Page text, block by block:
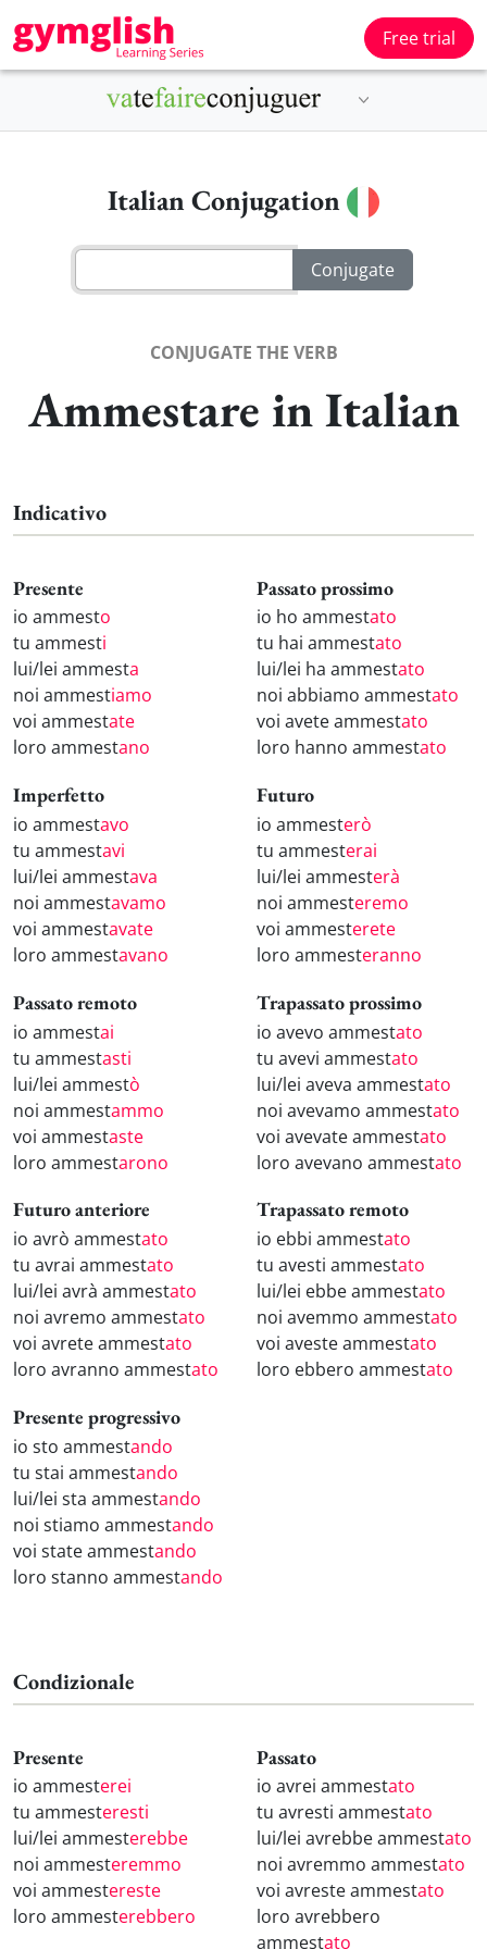
Free trial
Italian Conjugation
CONJUGATE THE VERB
Ammestare in Italian
Indicativo
Presente
io ammesto
tu ammesti
lui/lei ammesta
noi ammestiamo
voi ammestate
loro ammestano
Passato prossimo
io ho ammestato
tu hai ammestato
lui/lei ha ammestato
noi abbiamo ammestato
voi avete ammestato
loro hanno ammestato
Imperfetto
io ammestavo
tu ammestavi
lui/lei ammestava
noi ammestavamo
voi ammestavate
loro ammestavano
Futuro
io ammesterò
tu ammesterai
lui/lei ammesterà
noi ammesteremo
voi ammesterete
loro ammesteranno
Passato remoto
io ammestai
tu ammestasti
lui/lei ammestò
noi ammestammo
voi ammestaste
loro ammestarono
Trapassato prossimo
io avevo ammestato
tu avevi ammestato
lui/lei aveva ammestato
noi avevamo ammestato
voi avevate ammestato
loro avevano ammestato
Futuro anteriore
io avrò ammestato
tu avrai ammestato
lui/lei avrà ammestato
noi avremo ammestato
voi avrete ammestato
loro avranno ammestato
Trapassato remoto
io ebbi ammestato
tu avesti ammestato
lui/lei ebbe ammestato
noi avemmo ammestato
voi aveste ammestato
loro ebbero ammestato
Presente progressivo
io sto ammestando
tu stai ammestando
lui/lei sta ammestando
noi stiamo ammestando
voi state ammestando
loro stanno ammestando
Condizionale
Presente
io ammesterei
tu ammesteresti
lui/lei ammesterebbe
noi ammesteremmo
voi ammestereste
loro ammesterebbero
Passato
io avrei ammestato
tu avresti ammestato
lui/lei avrebbe ammestato
noi avremmo ammestato
voi avreste ammestato
loro avrebbero
ammestato